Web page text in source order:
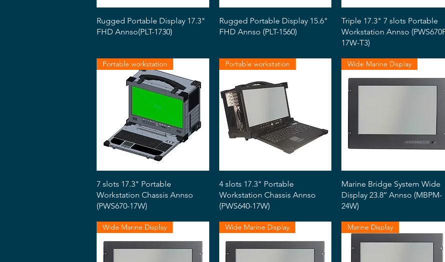
Snabbvisning
Rugged Portable Display 17.3"
FHD Annso(PLT-1730)
Snabbvisning
Rugged Portable Display 15.6"
FHD Annso (PLT-1560)
Snabbvisning
Triple 17.3" 7 slots Portable
Workstation Annso
17W-T3)
Snabbvisning
Portable workstation
7 slots 17.3" Portable
Workstation Chassis Annso
(PWS670-17W)
Snabbvisning
Portable workstation
4 slots 17.3" Portable
Workstation Chassis Annso
(PWS640-17W)
Snabbvisning
Wide Marine Display
Marine Bridge System Wide
Display 23.8’’ Annso (MBPM-
24W)
Wide Marine Display Wide Marine Display Marine Display